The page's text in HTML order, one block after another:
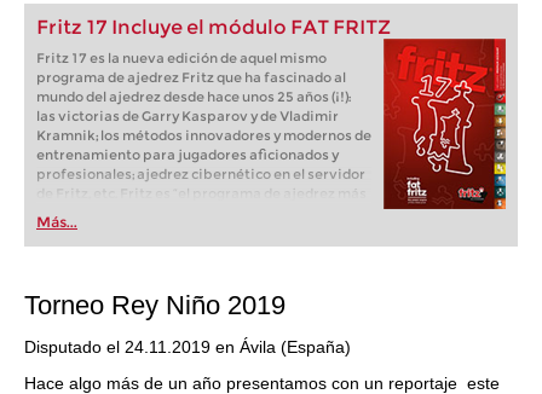
Fritz 17 Incluye el módulo FAT FRITZ
Fritz 17 es la nueva edición de aquel mismo
programa de ajedrez Fritz que ha fascinado al
mundo del ajedrez desde hace unos 25 años (¡!):
las victorias de Garry Kasparov y de Vladimir
Kramnik; los métodos innovadores y modernos de
entrenamiento para jugadores aficionados y
profesionales; ajedrez cibernético en el servidor
popular de Alemania” (Der Spiegel) y ofrece todo
lo que necesita el ajedrecista. La novedad más
espectacular: Fritz 17 incluye el módulo basado
Más...
Torneo Rey Niño 2019
Disputado el 24.11.2019 en Ávila (España)
Hace algo más de un año presentamos con un reportaje este